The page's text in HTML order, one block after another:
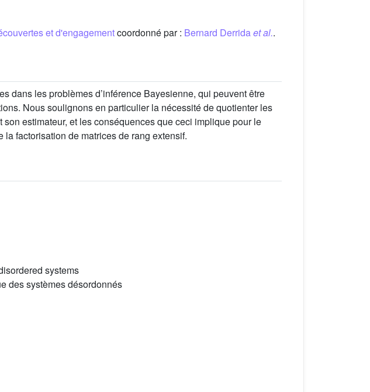
et d'engagementcoordonné par : Bernard Derridaet al..
dans les problèmes d’inférence Bayesienne, qui peuvent être
Nous soulignons en particulier la nécessité de quotienter les
estimateur, et les conséquences que ceci implique pour le
factorisation de matrices de rang extensif.
systems
des systèmes désordonnés